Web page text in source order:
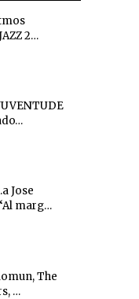
2…
Jose
marg…
The
…